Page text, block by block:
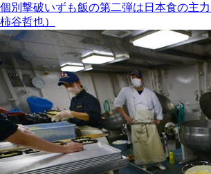
個別撃破いずも飯の第二弾は日本食の主
柿谷哲也）